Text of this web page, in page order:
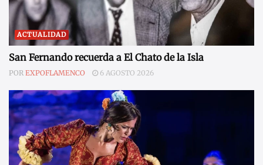
ACTUALIDAD
San Fernando recuerda a El Chato de la Isla
POR EXPOFLAMENCO 6 AGOSTO 2026